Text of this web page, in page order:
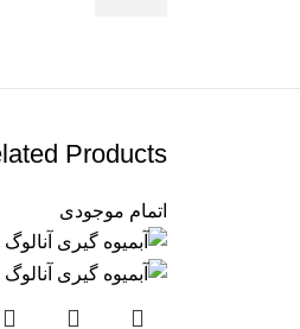
Products
اتمام موجودی